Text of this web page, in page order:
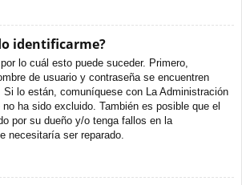
identificarme?
lo cuál esto puede suceder. Primero,
de usuario y contraseña se encuentren
lo están, comuníquese con La Administración
ha sido excluido. También es posible que el
por su dueño y/o tenga fallos en la
necesitaría ser reparado.